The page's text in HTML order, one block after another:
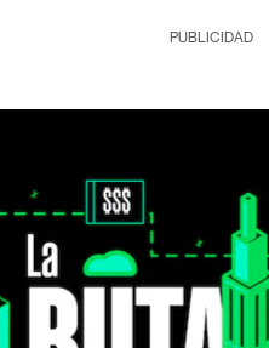
PUBLICIDAD